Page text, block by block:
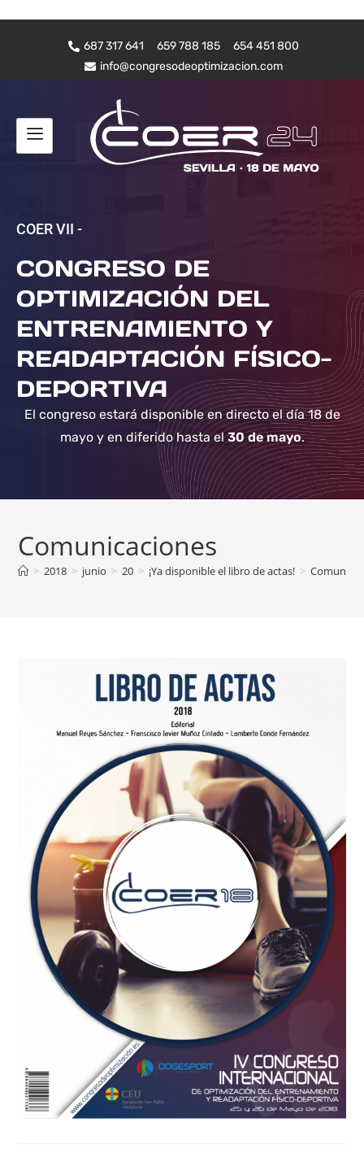
687 317 641 659 788 185
654 451 800
info@congresodeoptimizacion.com
COER VII -
CONGRESO DE
OPTIMIZACIÓN DEL
ENTRENAMIENTO Y
READAPTACIÓN FÍSICO-
DEPORTIVA
El congreso estará disponible en directo el día 18 de
mayo y en diferido hasta el30 de mayo.
Comunicaciones
> 2018 > junio > 20 > ¡Ya disponible el libro de actas! >